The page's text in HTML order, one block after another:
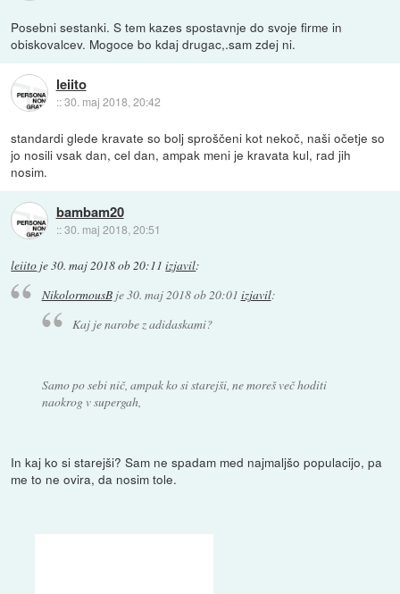
Posebni sestanki. S tem kazes spostavnje do svoje firme in
obiskovalcev. Mogoce bo kdaj drugac,.sam zdej ni.
leiito
::30. maj 2018, 20:42
standardi glede kravate so bolj sproščeni kot nekoč, naši očetje so
jo nosili vsak dan, cel dan, ampak meni je kravata kul, rad jih
nosim.
bambam20
::30. maj 2018, 20:51
leiito je30. maj 2018 ob 20:11 izjavil:
NikolormousBje30. maj 2018 ob 20:01 izjavil:
Kaj je narobe z adidaskami?
Samo po sebi nič, ampak ko si starejši, ne moreš več hoditi
naokrog v supergah,
In kaj ko si starejši? Sam ne spadam med najmaljšo populacijo, pa
me to ne ovira, da nosim tole.